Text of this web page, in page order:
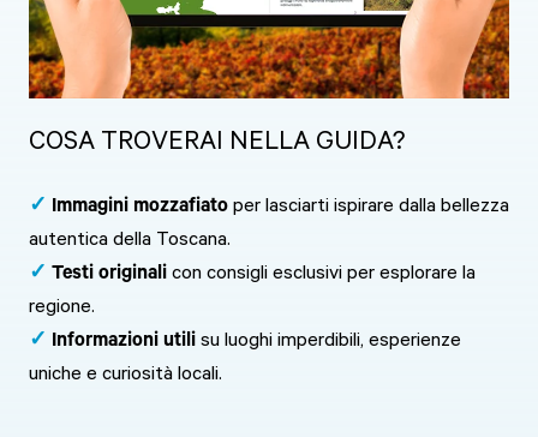
COSA TROVERAI NELLA GUIDA?
✓ Immagini mozzafiato per lasciarti ispirare dalla bellezza
autentica della Toscana.
✓ Testi originali con consigli esclusivi per esplorare la
regione.
✓ Informazioni utili su luoghi imperdibili, esperienze
uniche e curiosità locali.